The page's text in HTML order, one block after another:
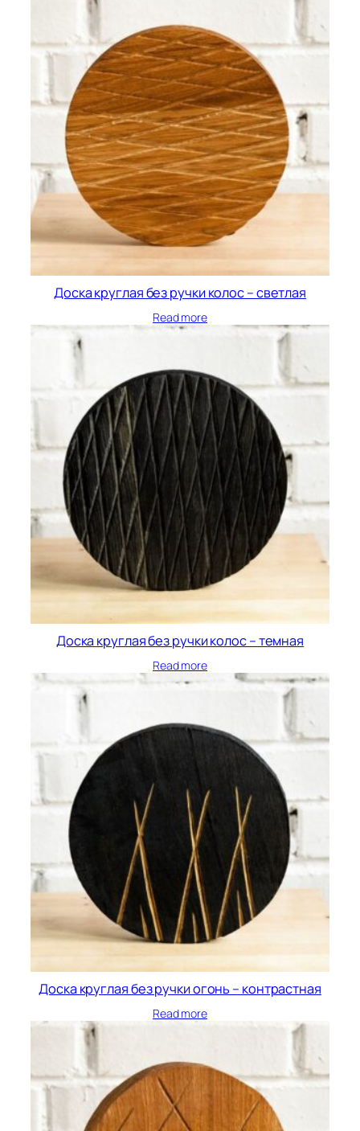
Доска круглая без ручки колос – светлая
Read more
Доска круглая без ручки колос – темная
Read more
Доска круглая без ручки огонь – контрастная
Read more